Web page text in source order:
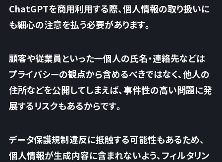
ChatGPTを商用利用する際、個人情報の取り扱いに
も細心の注意を払う必要があります。
顧客や従業員といった一個人の氏名・連絡先などは
プライバシーの観点から含めるべきではなく、他人の
住所などを公開してしまえば、事件性の高い問題に発
展するリスクもあるからです。
データ保護規制違反に抵触する可能性もあるため、
個人情報が生成内容に含まれないよう、フィルタリン